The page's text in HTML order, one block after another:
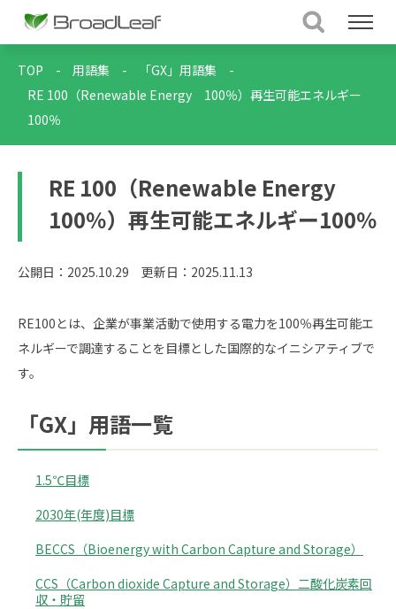
TOP - 用語集 - 「GX」用語集
-
RE 100（Renewable Energy 100％）再生可能エネルギー
100％
RE 100（Renewable Energy
100％）再生可能エネルギー100％
公開日：2025.10.29 更新日：2025.11.13
RE100とは、企業が事業活動で使用する電力を100％再生可能エ
ネルギーで調達することを目標とした国際的なイニシアティブで
す。
「GX」用語一覧
1.5℃目標
2030年(年度)目標
BECCS（Bioenergy with Carbon Capture and Storage）
CCS（Carbon dioxide Capture and Storage）二酸化炭素回
収・貯留